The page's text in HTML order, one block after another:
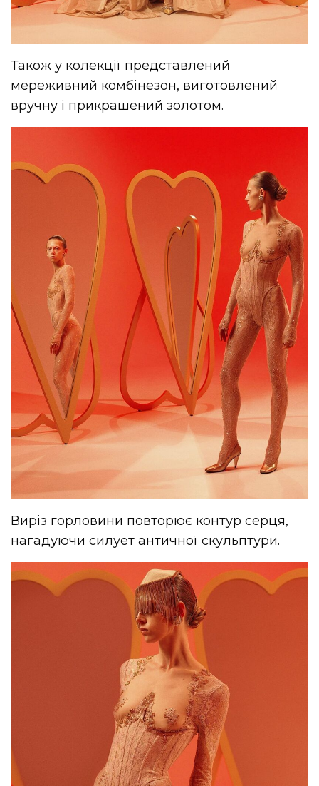
Також у колекції представлений
мереживний комбінезон, виготовлений
вручну і прикрашений золотом.
Виріз горловини повторює контур серця,
нагадуючи силует античної скульптури.